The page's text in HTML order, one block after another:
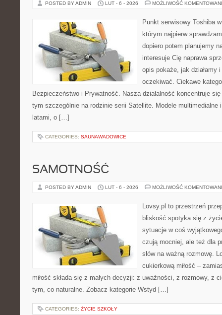
POSTED BY ADMIN LUT - 6 - 2026 MOŻLIWOŚĆ
Punkt serwisowy Toshiba
którym najpierw
dopiero potem planujemy
interesuje Cię naprawa
opis pokaże, jak działamy
oczekiwać. Ciekawe
Bezpieczeństwo i Prywatność. Nasza działalność koncentruje
tym szczególnie na rodzinie serii Satellite. Modele multimedialne
latami, o […]
CATEGORIES: SAUNAWADOWICE
SAMOTNOŚĆ
POSTED BY ADMIN LUT - 6 - 2026 MOŻLIWOŚĆ
Lovsy.pl to przestrzeń
bliskość spotyka się z
sytuacje w coś
czują mocniej, ale też dla
słów na ważną rozmowę.
cukierkową miłość –
miłość składa się z małych decyzji: z uważności, z rozmowy, z
tym, co naturalne. Zobacz kategorie Wstyd […]
CATEGORIES: ŻYCIE SZKOŁY